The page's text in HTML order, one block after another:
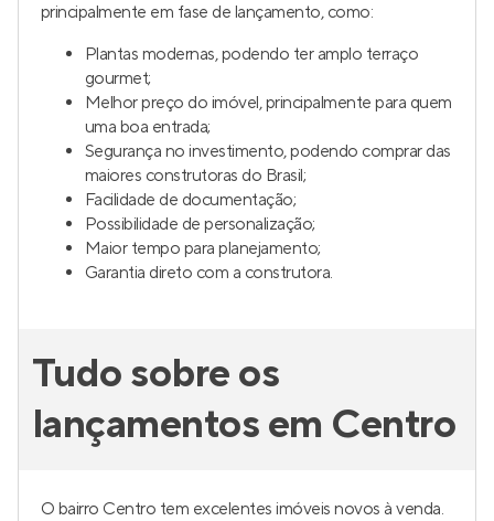
principalmente em fase de lançamento, como:
Plantas modernas, podendo ter amplo terraço
gourmet;
Melhor preço do imóvel, principalmente para quem
uma boa entrada;
Segurança no investimento, podendo comprar das
maiores construtoras do Brasil;
Facilidade de documentação;
Possibilidade de personalização;
Maior tempo para planejamento;
Garantia direto com a construtora.
Tudo sobre os
lançamentos em Centro
O bairro Centro tem excelentes imóveis novos à venda.